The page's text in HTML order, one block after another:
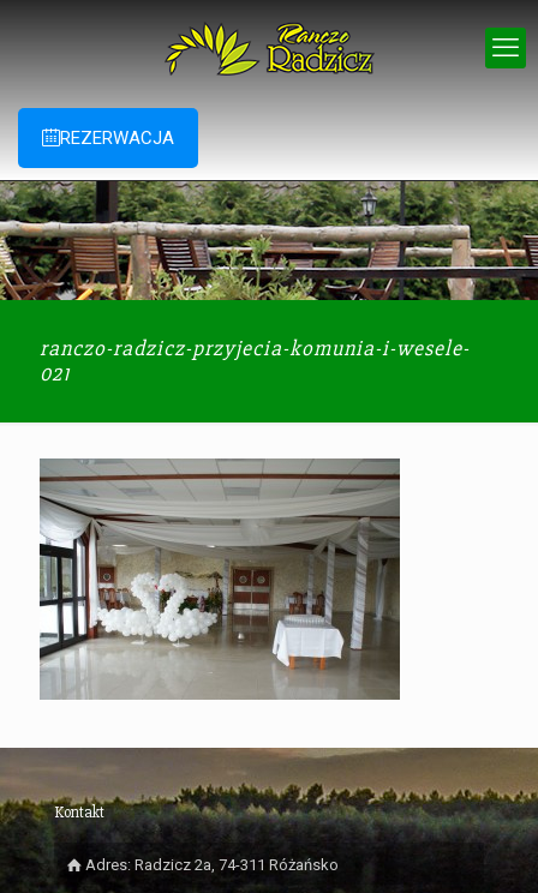
REZERWACJA
ranczo-radzicz-przyjecia-komunia-i-wesele-
021
Kontakt
Adres: Radzicz 2a, 74-311 Różańsko